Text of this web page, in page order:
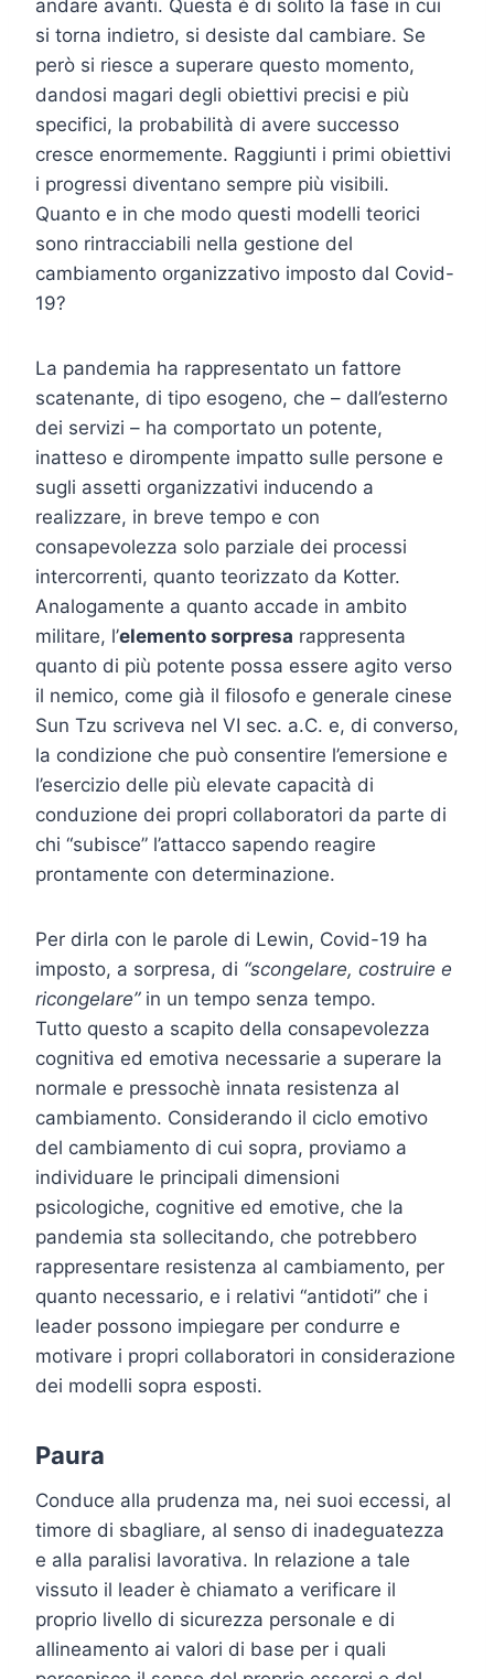
andare avanti. Questa è di solito la fase in cui
si torna indietro, si desiste dal cambiare. Se
però si riesce a superare questo momento,
dandosi magari degli obiettivi precisi e più
specifici, la probabilità di avere successo
cresce enormemente. Raggiunti i primi obiettivi
i progressi diventano sempre più visibili.
Quanto e in che modo questi modelli teorici
sono rintracciabili nella gestione del
cambiamento organizzativo imposto dal Covid-
19?
La pandemia ha rappresentato un fattore
scatenante, di tipo esogeno, che – dall’esterno
dei servizi – ha comportato un potente,
inatteso e dirompente impatto sulle persone e
sugli assetti organizzativi inducendo a
realizzare, in breve tempo e con
consapevolezza solo parziale dei processi
intercorrenti, quanto teorizzato da Kotter.
Analogamente a quanto accade in ambito
militare, l’elemento sorpresa rappresenta
quanto di più potente possa essere agito verso
il nemico, come già il filosofo e generale cinese
Sun Tzu scriveva nel VI sec. a.C. e, di converso,
la condizione che può consentire l’emersione e
l’esercizio delle più elevate capacità di
conduzione dei propri collaboratori da parte di
chi “subisce” l’attacco sapendo reagire
prontamente con determinazione.
Per dirla con le parole di Lewin, Covid-19 ha
imposto, a sorpresa, di “scongelare, costruire e
ricongelare”in un tempo senza tempo.
Tutto questo a scapito della consapevolezza
cognitiva ed emotiva necessarie a superare la
normale e pressochè innata resistenza al
cambiamento. Considerando il ciclo emotivo
del cambiamento di cui sopra, proviamo a
individuare le principali dimensioni
psicologiche, cognitive ed emotive, che la
pandemia sta sollecitando, che potrebbero
rappresentare resistenza al cambiamento, per
quanto necessario, e i relativi “antidoti” che i
leader possono impiegare per condurre e
motivare i propri collaboratori in considerazione
dei modelli sopra esposti.
Paura
Conduce alla prudenza ma, nei suoi eccessi, al
timore di sbagliare, al senso di inadeguatezza
e alla paralisi lavorativa. In relazione a tale
vissuto il leader è chiamato a verificare il
proprio livello di sicurezza personale e di
allineamento ai valori di base per i quali